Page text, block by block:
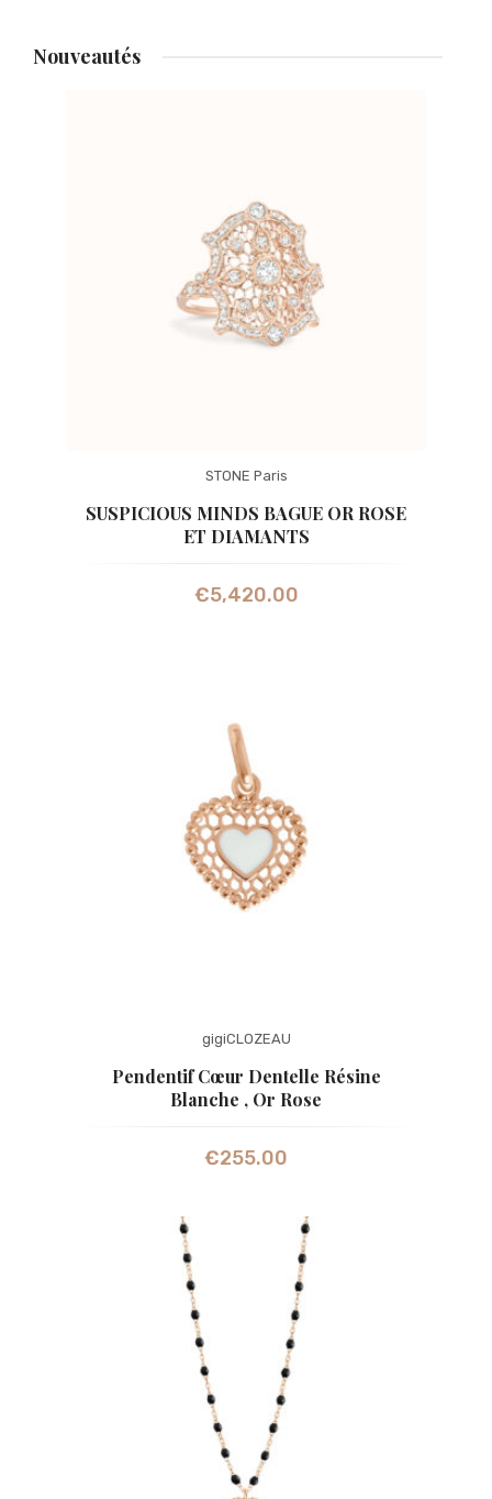
Nouveautés
STONE Paris
SUSPICIOUS MINDS BAGUE OR ROSE
ET DIAMANTS
€5,420.00
gigiCLOZEAU
Pendentif Cœur Dentelle Résine
Blanche , Or Rose
€255.00